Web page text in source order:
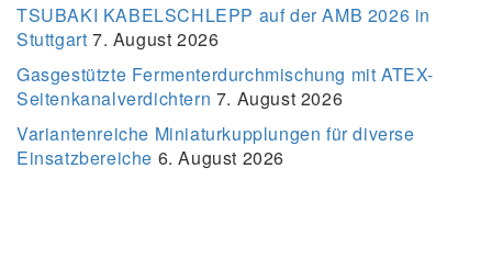
TSUBAKI KABELSCHLEPP auf der AMB 2026 in
Stuttgart 7. August 2026
Gasgestützte Fermenterdurchmischung mit ATEX-
Seitenkanalverdichtern 7. August 2026
Variantenreiche Miniaturkupplungen für diverse
Einsatzbereiche 6. August 2026